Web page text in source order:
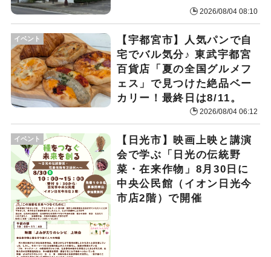
2026/08/04 08:10
イベント
【宇都宮市】人気パンで自
宅でバル気分♪ 東武宇都宮
百貨店「夏の全国グルメフ
ェス」で見つけた絶品ベー
カリー！最終日は8/11。
2026/08/04 06:12
イベント
【日光市】映画上映と講演
会で学ぶ「日光の伝統野
菜・在来作物」8月30日に
中央公民館（イオン日光今
市店2階）で開催